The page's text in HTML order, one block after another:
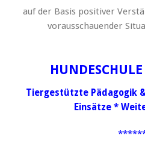
auf der Basis positiver
vorausschauender
Tiergestützte Pädagogik
Einsätze *